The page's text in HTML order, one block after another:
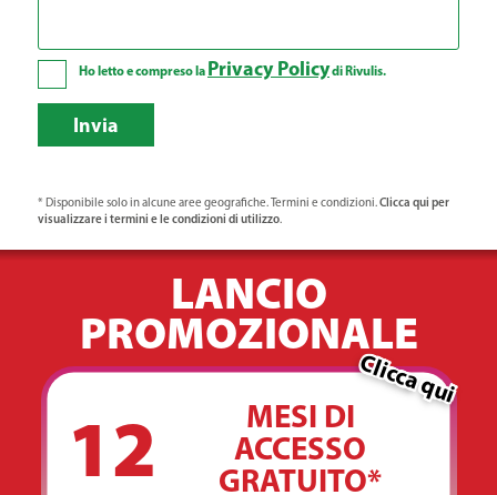
Ho letto e compreso la Privacy Policydi Rivulis.
Invia
* Disponibile solo in alcune aree geografiche. Termini e condizioni.Clicca qui per
visualizzare i termini e le condizioni di utilizzo.
LANCIO
PROMOZIONALE
12
MESI DI
ACCESSO
GRATUITO*
Clicca qui